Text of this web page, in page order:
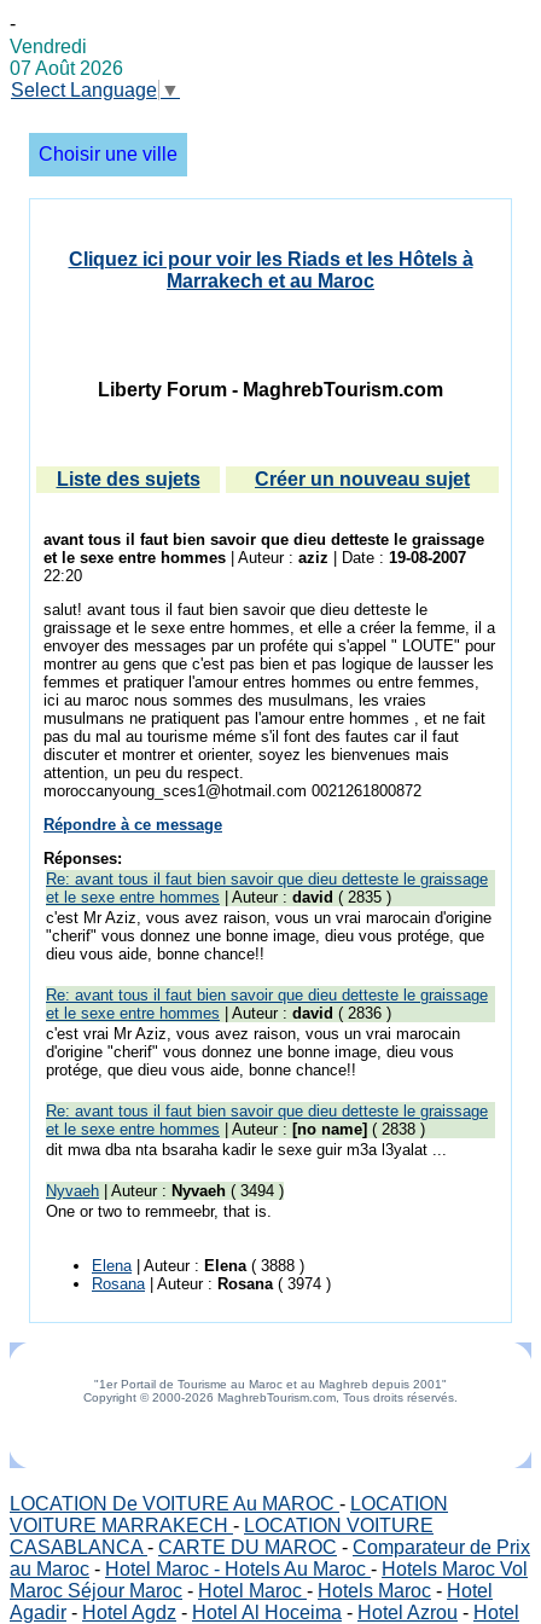
-
Vendredi
07 Août 2026
Select Language ▼
Choisir une ville
Cliquez ici pour voir les Riads et les Hôtels à
Marrakech et au Maroc
Liberty Forum - MaghrebTourism.com
Liste des sujets Créer un nouveau sujet
avant tous il faut bien savoir que dieu detteste le graissage
et le sexe entre hommes | Auteur : aziz | Date : 19-08-2007
22:20
salut! avant tous il faut bien savoir que dieu detteste le
graissage et le sexe entre hommes, et elle a créer la femme, il a
envoyer des messages par un proféte qui s'appel " LOUTE" pour
montrer au gens que c'est pas bien et pas logique de lausser les
femmes et pratiquer l'amour entres hommes ou entre femmes,
ici au maroc nous sommes des musulmans, les vraies
musulmans ne pratiquent pas l'amour entre hommes , et ne fait
pas du mal au tourisme méme s'il font des fautes car il faut
discuter et montrer et orienter, soyez les bienvenues mais
attention, un peu du respect.
moroccanyoung_sces1@hotmail.com 0021261800872
Répondre à ce message
Réponses:
Re: avant tous il faut bien savoir que dieu detteste le graissage
et le sexe entre hommes | Auteur : david ( 2835 )
c'est Mr Aziz, vous avez raison, vous un vrai marocain d'origine
"cherif" vous donnez une bonne image, dieu vous protége, que
dieu vous aide, bonne chance!!
Re: avant tous il faut bien savoir que dieu detteste le graissage
et le sexe entre hommes | Auteur : david ( 2836 )
c'est vrai Mr Aziz, vous avez raison, vous un vrai marocain
d'origine "cherif" vous donnez une bonne image, dieu vous
protége, que dieu vous aide, bonne chance!!
Re: avant tous il faut bien savoir que dieu detteste le graissage
et le sexe entre hommes | Auteur : [no name] ( 2838 )
dit mwa dba nta bsaraha kadir le sexe guir m3a l3yalat ...
Nyvaeh | Auteur : Nyvaeh ( 3494 )
One or two to remmeebr, that is.
Elena| Auteur : Elena( 3888 )
Rosana| Auteur : Rosana( 3974 )
"1er Portail de Tourisme au Maroc et au Maghreb depuis 2001"
Copyright © 2000-2026 MaghrebTourism.com, Tous droits réservés.
LOCATION De VOITURE Au MAROC - LOCATION
VOITURE MARRAKECH - LOCATION VOITURE
CASABLANCA- CARTE DU MAROC - Comparateur de Prix
au Maroc - Hotel Maroc - Hotels Au Maroc - Hotels Maroc Vol
Maroc Séjour Maroc - Hotel Maroc - Hotels Maroc - Hotel
Agadir - Hotel Agdz - Hotel Al Hoceima - Hotel Azrou - Hotel